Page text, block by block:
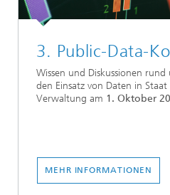
3. Public-Data-
Wissen und Diskussionen
den Einsatz von Daten in
Verwaltung am 1. Oktober
MEHR INFORMATIONEN